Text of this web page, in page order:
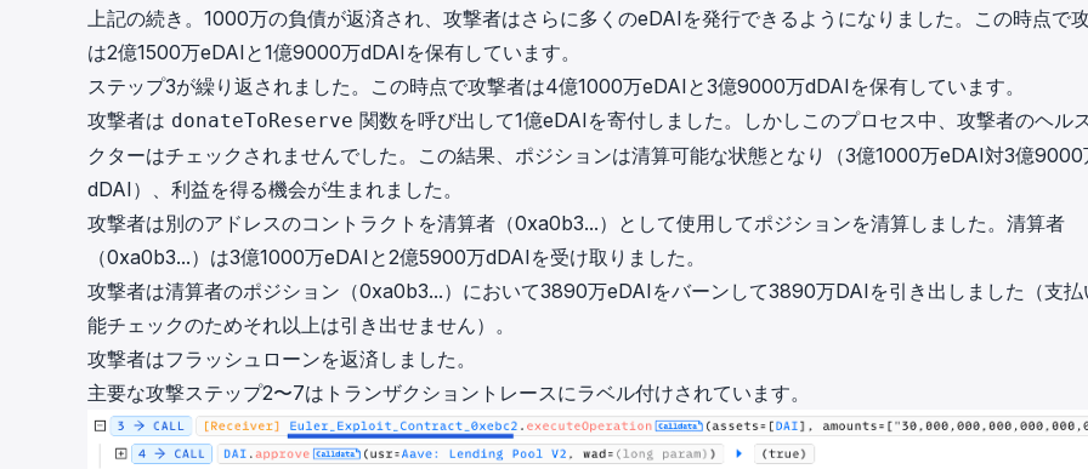
上記の続き。1000万の負債が返済され、攻撃者はさらに多くのeDAIを発行できるようになりました。この時点で
は2億1500万eDAIと1億9000万dDAIを保有しています。
ステップ3が繰り返されました。この時点で攻撃者は4億1000万eDAIと3億9000万dDAIを保有しています。
攻撃者は donateToReserve 関数を呼び出して1億eDAIを寄付しました。しかしこのプロセス中、攻撃者のヘル
クターはチェックされませんでした。この結果、ポジションは清算可能な状態となり（3億1000万eDAI対3億9000
dDAI）、利益を得る機会が生まれました。
攻撃者は別のアドレスのコントラクトを清算者（0xa0b3...）として使用してポジションを清算しました。清算者
（0xa0b3...）は3億1000万eDAIと2億5900万dDAIを受け取りました。
攻撃者は清算者のポジション（0xa0b3...）において3890万eDAIをバーンして3890万DAIを引き出しました（支払
能チェックのためそれ以上は引き出せません）。
攻撃者はフラッシュローンを返済しました。
主要な攻撃ステップ2〜7はトランザクショントレースにラベル付けされています。